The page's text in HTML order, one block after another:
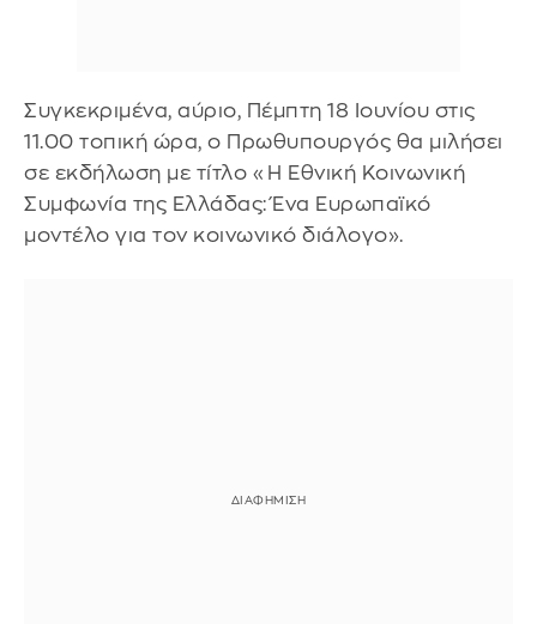
Συγκεκριμένα, αύριο, Πέμπτη 18 Ιουνίου στις
11.00 τοπική ώρα, ο Πρωθυπουργός θα μιλήσει
σε εκδήλωση με τίτλο «Η Εθνική Κοινωνική
Συμφωνία της Ελλάδας: Ένα Ευρωπαϊκό
μοντέλο για τον κοινωνικό διάλογο».